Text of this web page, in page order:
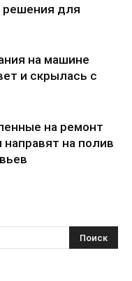
решения для
на машине
и скрылась с
на ремонт
направят на полив